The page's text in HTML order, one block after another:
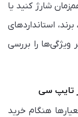
شارژ کنید یا
استانداردهای
ویژگی‌ها را بررسی
هنگام خرید